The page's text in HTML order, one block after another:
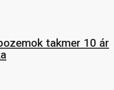
takmer 10 ár